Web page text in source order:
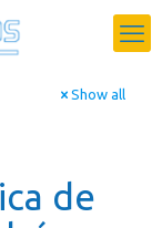
Show all
de